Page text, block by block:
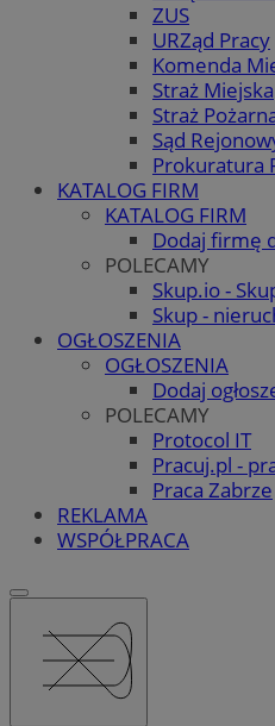
ZUS
URZąd Pracy
Komenda
Straż Miejska
Straż
Sąd
Prokuratura
KATALOG FIRM
KATALOG FIRM
Dodaj firmę
POLECAMY
Skup.io -
Skup -
OGŁOSZENIA
OGŁOSZENIA
Dodaj
POLECAMY
Protocol IT
Pracuj.pl -
Praca Zabrze
REKLAMA
WSPÓŁPRACA